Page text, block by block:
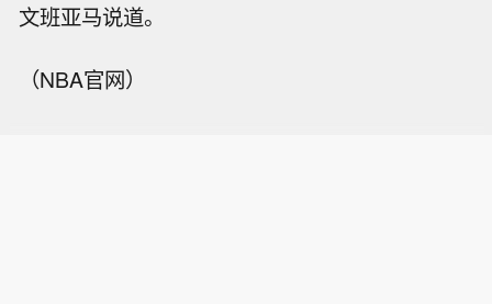
文班亚马说道。
（NBA官网）